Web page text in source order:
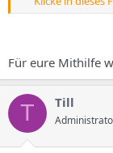
mv: cannot stat
directory
mv: cannot stat
mv: cannot stat
tar:
tar: Error is not
tar: Child returned
Für eure Mithilfe
T Till